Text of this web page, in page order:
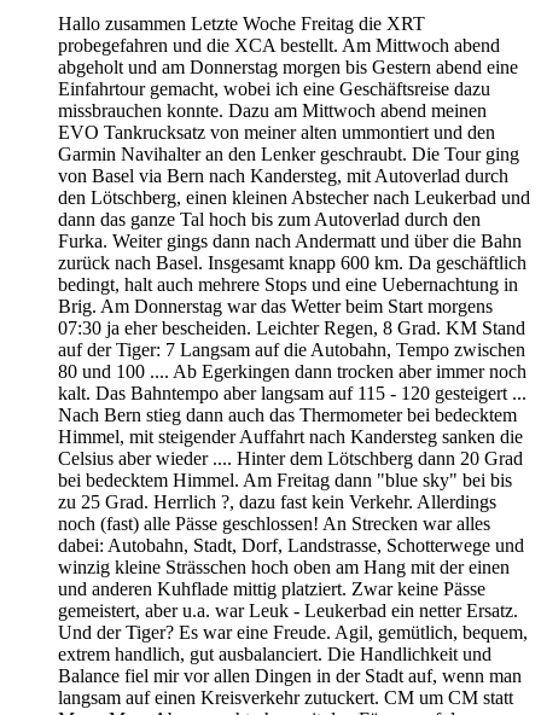
Hallo zusammen Letzte Woche Freitag die XRT
probegefahren und die XCA bestellt. Am Mittwoch abend
abgeholt und am Donnerstag morgen bis Gestern abend eine
Einfahrtour gemacht, wobei ich eine Geschäftsreise dazu
missbrauchen konnte. Dazu am Mittwoch abend meinen
EVO Tankrucksatz von meiner alten ummontiert und den
Garmin Navihalter an den Lenker geschraubt. Die Tour ging
von Basel via Bern nach Kandersteg, mit Autoverlad durch
den Lötschberg, einen kleinen Abstecher nach Leukerbad und
dann das ganze Tal hoch bis zum Autoverlad durch den
Furka. Weiter gings dann nach Andermatt und über die Bahn
zurück nach Basel. Insgesamt knapp 600 km. Da geschäftlich
bedingt, halt auch mehrere Stops und eine Uebernachtung in
Brig. Am Donnerstag war das Wetter beim Start morgens
07:30 ja eher bescheiden. Leichter Regen, 8 Grad. KM Stand
auf der Tiger: 7 Langsam auf die Autobahn, Tempo zwischen
80 und 100 .... Ab Egerkingen dann trocken aber immer noch
kalt. Das Bahntempo aber langsam auf 115 - 120 gesteigert ...
Nach Bern stieg dann auch das Thermometer bei bedecktem
Himmel, mit steigender Auffahrt nach Kandersteg sanken die
Celsius aber wieder .... Hinter dem Lötschberg dann 20 Grad
bei bedecktem Himmel. Am Freitag dann "blue sky" bei bis
zu 25 Grad. Herrlich ?, dazu fast kein Verkehr. Allerdings
noch (fast) alle Pässe geschlossen! An Strecken war alles
dabei: Autobahn, Stadt, Dorf, Landstrasse, Schotterwege und
winzig kleine Strässchen hoch oben am Hang mit der einen
und anderen Kuhflade mittig platziert. Zwar keine Pässe
gemeistert, aber u.a. war Leuk - Leukerbad ein netter Ersatz.
Und der Tiger? Es war eine Freude. Agil, gemütlich, bequem,
extrem handlich, gut ausbalanciert. Die Handlichkeit und
Balance fiel mir vor allen Dingen in der Stadt auf, wenn man
langsam auf einen Kreisverkehr zutuckert. CM um CM statt